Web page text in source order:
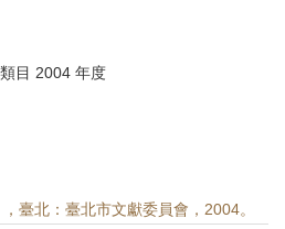
目 2004 年度
臺北：臺北市文獻委員會，2004。